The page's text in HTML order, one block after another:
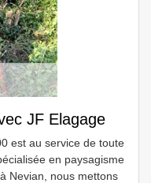
JF Elagage
est au service de toute
en paysagisme
Nevian, nous mettons